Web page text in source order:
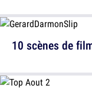
10 scènes de